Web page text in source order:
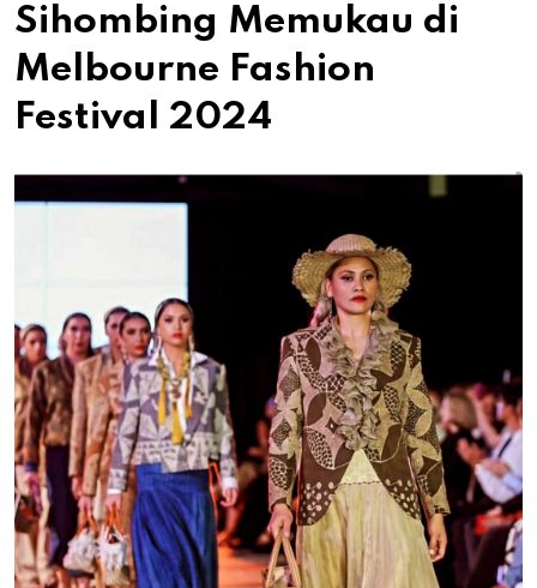
Sihombing Memukau di
Melbourne Fashion
Festival 2024